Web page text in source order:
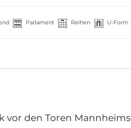
Parlament Reihen U-Form
vor den Toren Mannheims